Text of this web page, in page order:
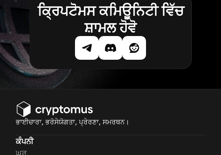
ਕ੍ਰਿਪਟੋਮਸ ਕਮਿਊਨਿਟੀ ਵਿੱਚ
ਸ਼ਾਮਲ ਹੋਵੋ
ਭਾਈਚਾਰਾ, ਭਰੋਸੇਯੋਗਤਾ, ਪ੍ਰੇਰਣਾ, ਸਮਰਥਨ।
ਕੰਪਨੀ